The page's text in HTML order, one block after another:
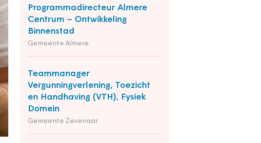
Programmadirecteur Almere
Centrum – Ontwikkeling
Binnenstad
Gemeente Almere
Teammanager
Vergunningverlening, Toezicht
en Handhaving (VTH), Fysiek
Domein
Gemeente Zevenaar